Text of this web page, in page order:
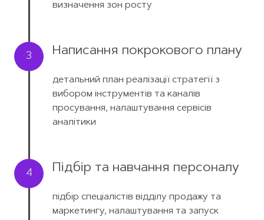
визначення зон росту
3 Написання покрокового плану
детальний план реалізації стратегії з
вибором інструментів та каналів
просування, налаштування сервісів
аналітики
4 Підбір та навчання персоналу
підбір спеціалістів відділу продажу та
маркетингу, налаштування та запуск